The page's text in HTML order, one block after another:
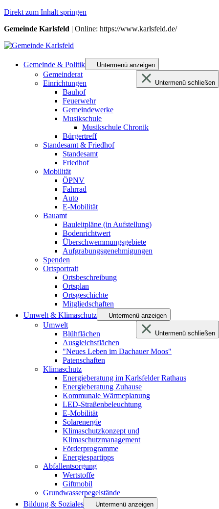
Direkt zum Inhalt springen
Gemeinde Karlsfeld | Online: https://www.karlsfeld.de/
Gemeinde & Politik Untermenü anzeigen
Untermenü schließen
Gemeinderat
Einrichtungen
Bauhof
Feuerwehr
Gemeindewerke
Musikschule
Musikschule Chronik
Bürgertreff
Standesamt & Friedhof
Standesamt
Friedhof
Mobilität
ÖPNV
Fahrrad
Auto
E-Mobilität
Bauamt
Bauleitpläne (in Aufstellung)
Bodenrichtwert
Überschwemmungsgebiete
Aufgrabungsgenehmigungen
Spenden
Ortsportrait
Ortsbeschreibung
Ortsplan
Ortsgeschichte
Mitgliedschaften
Umwelt & Klimaschutz
Untermenü anzeigen
Untermenü schließen
Umwelt
Blühflächen
Ausgleichsflächen
"Neues Leben im Dachauer Moos"
Patenschaften
Klimaschutz
Energieberatung im Karlsfelder Rathaus
Energieberatung Zuhause
Kommunale Wärmeplanung
LED-Straßenbeleuchtung
E-Mobilität
Solarenergie
Klimaschutzkonzept und
Klimaschutzmanagement
Förderprogramme
Energiespartipps
Abfallentsorgung
Wertstoffe
Giftmobil
Grundwasserpegelstände
Bildung & Soziales
Untermenü anzeigen